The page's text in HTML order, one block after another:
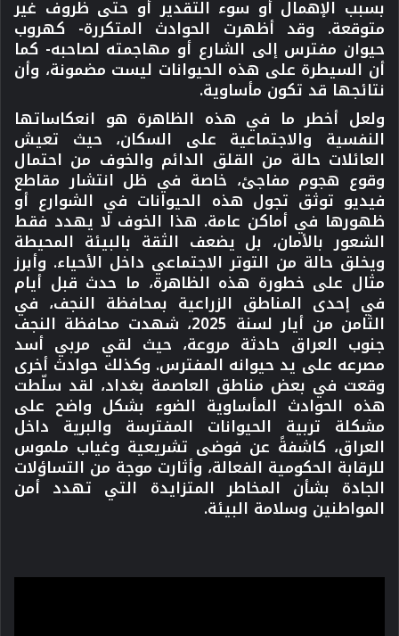
بسبب الإهمال أو سوء التقدير أو حتى ظروف غير
متوقعة. وقد أظهرت الحوادث المتكررة- كهروب
حيوان مفترس إلى الشارع أو مهاجمته لصاحبه- كما
أن السيطرة على هذه الحيوانات ليست مضمونة، وأن
نتائجها قد تكون مأساوية.
ولعل أخطر ما في هذه الظاهرة هو انعكاساتها
النفسية والاجتماعية على السكان، حيث تعيش
العائلات حالة من القلق الدائم والخوف من احتمال
وقوع هجوم مفاجئ، خاصة في ظل انتشار مقاطع
فيديو توثق تجول هذه الحيوانات في الشوارع أو
ظهورها في أماكن عامة. هذا الخوف لا يهدد فقط
الشعور بالأمان، بل يضعف الثقة بالبيئة المحيطة
ويخلق حالة من التوتر الاجتماعي داخل الأحياء. وأبرز
مثال على خطورة هذه الظاهرة، ما حدث قبل أيام
في إحدى المناطق الزراعية بمحافظة النجف، في
الثامن من أيار لسنة 2025، شهدت محافظة النجف
جنوب العراق حادثة مروعة، حيث لقي مربي أسد
مصرعه على يد حيوانه المفترس. وكذلك حوادث أخرى
وقعت في بعض مناطق العاصمة بغداد، لقد سلّطت
هذه الحوادث المأساوية الضوء بشكل واضح على
مشكلة تربية الحيوانات المفترسة والبرية داخل
العراق، كاشفةً عن فوضى تشريعية وغياب ملموس
للرقابة الحكومية الفعالة، وأثارت موجة من التساؤلات
الجادة بشأن المخاطر المتزايدة التي تهدد أمن
المواطنين وسلامة البيئة.